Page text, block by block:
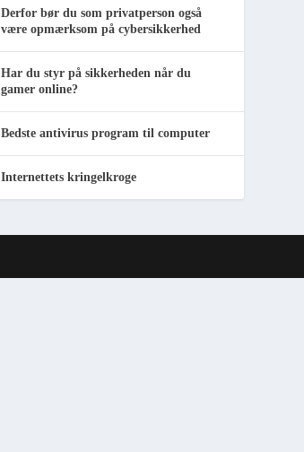
Derfor bør du som privatperson også
være opmærksom på cybersikkerhed
Har du styr på sikkerheden når du
gamer online?
Bedste antivirus program til computer
Internettets kringelkroge